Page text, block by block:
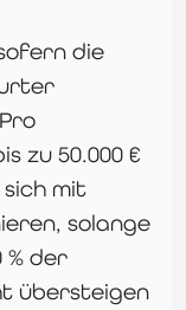
die
zu 50.000 €
sich mit
solange
der
übersteigen